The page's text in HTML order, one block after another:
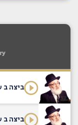
ביצה ב
ביצה ב